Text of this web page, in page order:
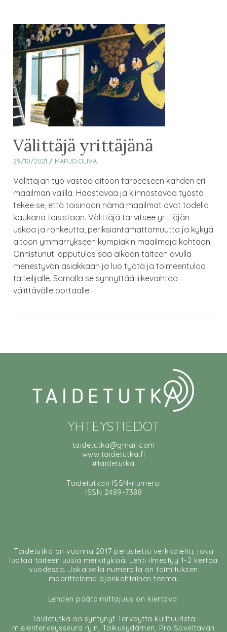
Välittäjä yrittäjänä
29/10/2021 / MARJO OLIVA
Välittäjän työ vastaa aitoon tarpeeseen kahden eri
maailman välillä. Haastavaa ja kiinnostavaa työstä
tekee se, että toisinaan nämä maailmat ovat todella
kaukana toisistaan. Välittäjä tarvitsee yrittäjän
uskoa ja rohkeutta, periksiantamattomuutta ja kykyä
aitoon ymmärrykseen kumpiakin maailmoja kohtaan.
Onnistunut lopputulos saa aikaan taiteen avulla
menestyvän asiakkaan ja luo työtä ja toimeentuloa
taiteilijalle. Samalla se synnyttää liikevaihtoa
välittävälle portaalle.
YHTEYSTIEDOT
taidetutka@gmail.com
www.taidetutka.fi
#taidetutka
Taidetutkan ISSN-numero:
ISSN 2489-7388
Taidetutka on vuonna 2017 perustettu verkkolehti, joka
luotaa taiteen uusia merkityksiä. Lehti ilmestyy 1-2 kertaa
vuodessa. Jokaisella numerolla on toimituksen
määrittelemä ajankohtainen teema.
Lehden päätoimittajuus on kiertävä.
Taidetutka on syntynyt Terveyttä kulttuurista
mielenterveysseura ry:n, Taikusydämen, Pro Soveltavan